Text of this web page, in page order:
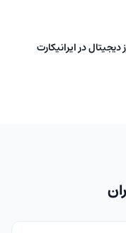
در ایرانیکارت